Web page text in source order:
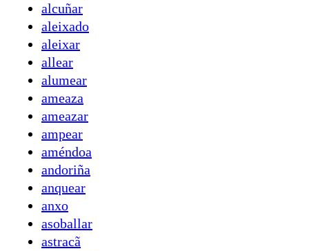
alcuñar
aleixado
aleixar
allear
alumear
ameaza
ameazar
ampear
améndoa
andoriña
anquear
anxo
asoballar
astracã